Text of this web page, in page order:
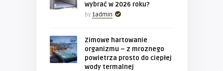
wybrać w 2026 roku?
by 1admin
Zimowe hartowanie
organizmu – z mroznego
powietrza prosto do ciepłej
wody termalnej